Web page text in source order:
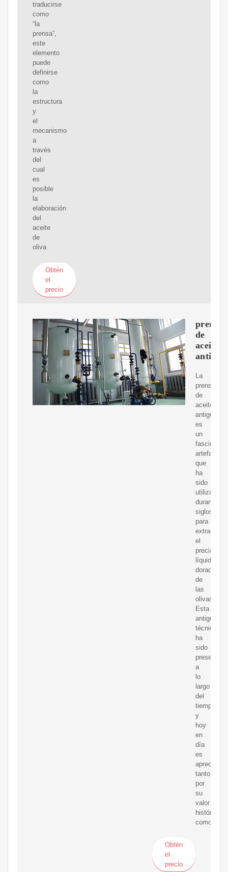
traducirse
como
“la
prensa”,
este
elemento
puede
definirse
como
la
estructura
y
el
mecanismo
a
través
del
cual
es
posible
la
elaboración
del
aceite
de
oliva
Obtén
el
precio
prensa
de
aceite
antigua
La
prensa
de
aceite
antigua
es
un
fascinante
artefacto
que
ha
sido
utilizado
durante
siglos
para
extraer
el
preciado
líquido
dorado
de
las
olivas.
Esta
antigua
técnica
ha
sido
preservada
a
lo
largo
del
tiempo,
y
hoy
en
día
es
apreciada
tanto
por
su
valor
histórico
como
Obtén
el
precio